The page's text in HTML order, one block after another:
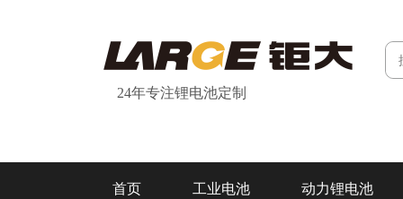
24年专注锂电池定制
首页 工业电池 动力锂电池